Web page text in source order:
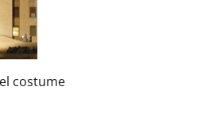
costume